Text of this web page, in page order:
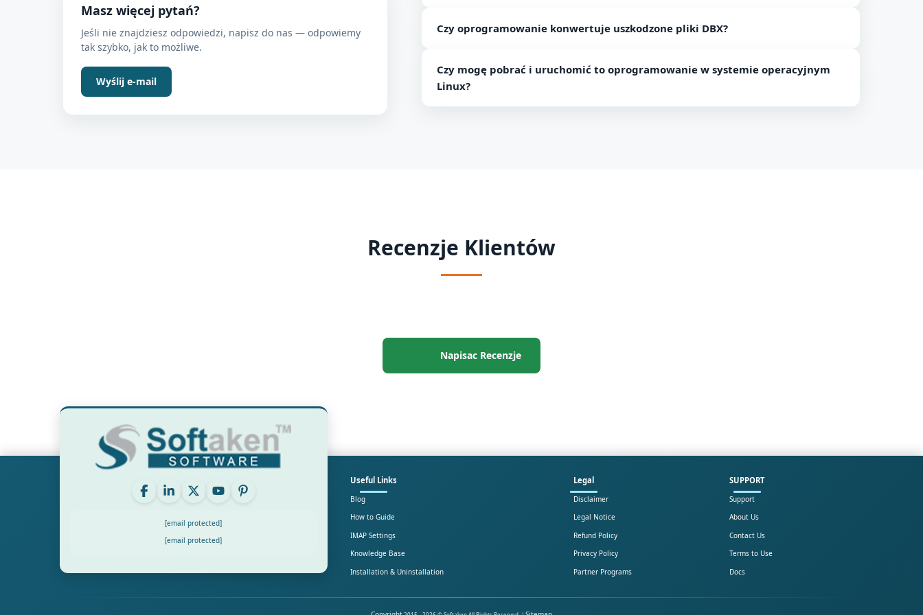
Masz więcej pytań?
Jeśli nie znajdziesz odpowiedzi, napisz do nas — odpowiemy
tak szybko, jak to możliwe.
Wyślij e-mail
DBX.
Czy oprogramowanie konwertuje uszkodzone pliki DBX?
Czy mogę pobrać i uruchomić to oprogramowanie w systemie operacyjnym
Linux?
Recenzje Klientów
Napisac Recenzje
[email protected]
[email protected]
Useful Links
Blog
How to Guide
IMAP Settings
Knowledge Base
Installation & Uninstallation
Legal
Disclaimer
Legal Notice
Refund Policy
Privacy Policy
Partner Programs
SUPPORT
Support
About Us
Contact Us
Terms to Use
Docs